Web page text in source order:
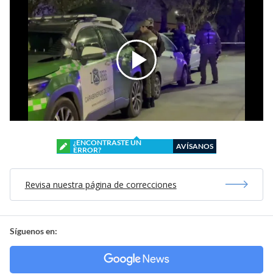
¿ENCONTRASTE UN
ERROR?
AVÍSANOS
Revisa nuestra página de correcciones
Síguenos en: